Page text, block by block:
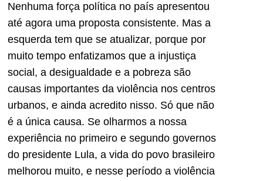
Nenhuma força política no país apresentou
até agora uma proposta consistente. Mas a
esquerda tem que se atualizar, porque por
muito tempo enfatizamos que a injustiça
social, a desigualdade e a pobreza são
causas importantes da violência nos centros
urbanos, e ainda acredito nisso. Só que não
é a única causa. Se olharmos a nossa
experiência no primeiro e segundo governos
do presidente Lula, a vida do povo brasileiro
melhorou muito, e nesse período a violência